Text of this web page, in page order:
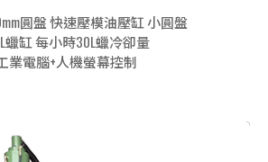
圓盤 快速壓模油壓缸 小圓盤
蠟缸 每小時30L蠟冷卻量
業電腦+人機螢幕控制